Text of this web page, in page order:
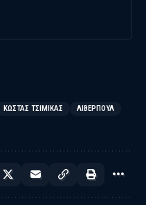
ΚΏΣΤΑΣ ΤΣΙΜΊΚΑΣ
ΛΊΒΕΡΠΟΥΛ